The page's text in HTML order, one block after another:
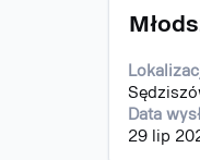
oferty
Tytuł
Data
29 lip
Zaznacz
pomocą
spacji,
aby
pełną